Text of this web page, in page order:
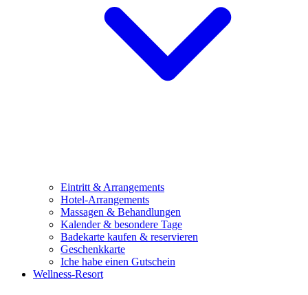
Eintritt & Arrangements
Hotel-Arrangements
Massagen & Behandlungen
Kalender & besondere Tage
Badekarte kaufen & reservieren
Geschenkkarte
Iche habe einen Gutschein
Wellness-Resort